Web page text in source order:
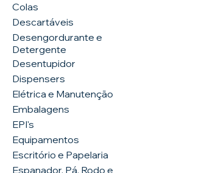
Colas
Descartáveis
Desengordurante e
Detergente
Desentupidor
Dispensers
Elétrica e Manutenção
Embalagens
EPI's
Equipamentos
Escritório e Papelaria
Espanador, Pá, Rodo e